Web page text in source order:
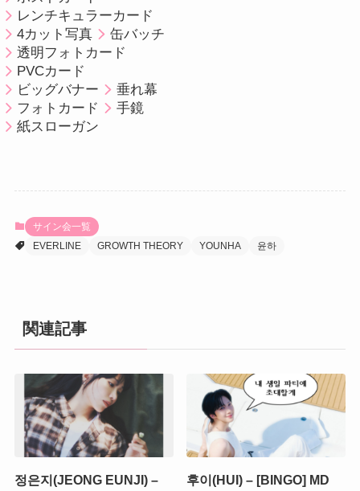
レンチキュラーカード
4カット写真
缶バッチ
透明フォトカード
PVCカード
ビッグバナー
垂れ幕
フォトカード
手鏡
紙スローガン
サイン会一覧
EVERLINE
GROWTH THEORY YOUNHA 윤하
関連記事
정은지(JEONG EUNJI) –
후이(HUI) – [BINGO] MD